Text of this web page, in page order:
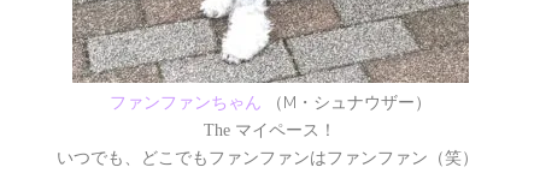
ファンファンちゃん （ M ・シュナウザー）
The マイペース！
いつでも、どこでもファンファンはファンファン（笑）